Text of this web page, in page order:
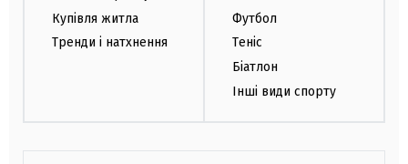
Купівля житла
Тренди і натхнення
Футбол
Теніс
Біатлон
Інші види спорту